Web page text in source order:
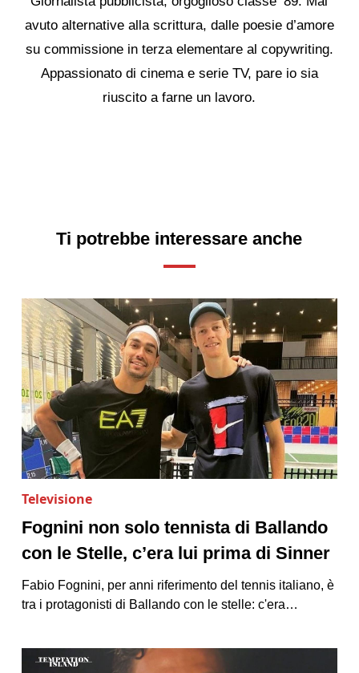
avuto alternative alla scrittura, dalle poesie d’amore
su commissione in terza elementare al copywriting.
Appassionato di cinema e serie TV, pare io sia
riuscito a farne un lavoro.
Ti potrebbe interessare anche
Televisione
Fognini non solo tennista di Ballando
con le Stelle, c’era lui prima di Sinner
Fabio Fognini, per anni riferimento del tennis italiano, è
tra i protagonisti di Ballando con le stelle: c'era…